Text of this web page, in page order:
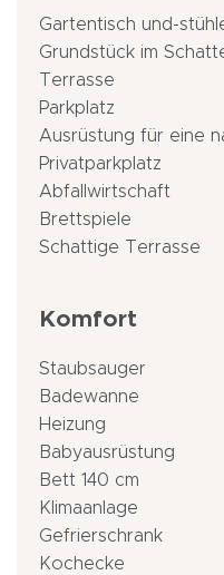
Gartentisch und-
Grundstück im
Terrasse
Parkplatz
Ausrüstung für eine
Privatparkplatz
Abfallwirtschaft
Brettspiele
Schattige Terrasse
Komfort
Staubsauger
Badewanne
Heizung
Babyausrüstung
Bett 140 cm
Klimaanlage
Gefrierschrank
Kochecke